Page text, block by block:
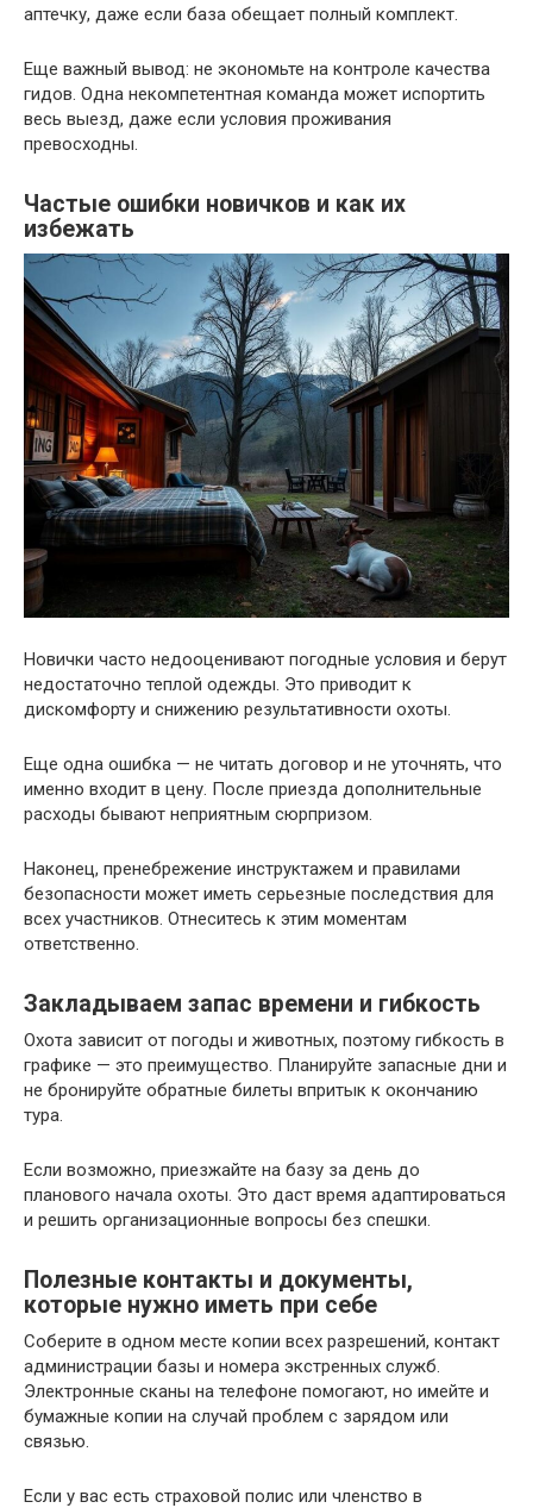
аптечку, даже если база обещает полный комплект.
Еще важный вывод: не экономьте на контроле качества
гидов. Одна некомпетентная команда может испортить
весь выезд, даже если условия проживания
превосходны.
Частые ошибки новичков и как их
избежать
Новички часто недооценивают погодные условия и берут
недостаточно теплой одежды. Это приводит к
дискомфорту и снижению результативности охоты.
Еще одна ошибка — не читать договор и не уточнять, что
именно входит в цену. После приезда дополнительные
расходы бывают неприятным сюрпризом.
Наконец, пренебрежение инструктажем и правилами
безопасности может иметь серьезные последствия для
всех участников. Отнеситесь к этим моментам
ответственно.
Закладываем запас времени и гибкость
Охота зависит от погоды и животных, поэтому гибкость в
графике — это преимущество. Планируйте запасные дни и
не бронируйте обратные билеты впритык к окончанию
тура.
Если возможно, приезжайте на базу за день до
планового начала охоты. Это даст время адаптироваться
и решить организационные вопросы без спешки.
Полезные контакты и документы,
которые нужно иметь при себе
Соберите в одном месте копии всех разрешений, контакт
администрации базы и номера экстренных служб.
Электронные сканы на телефоне помогают, но имейте и
бумажные копии на случай проблем с зарядом или
связью.
Если у вас есть страховой полис или членство в